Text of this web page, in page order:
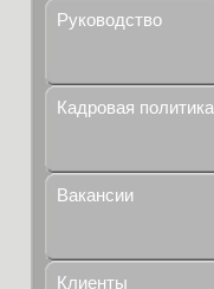
Руководство
Кадровая политика
Вакансии
Клиенты